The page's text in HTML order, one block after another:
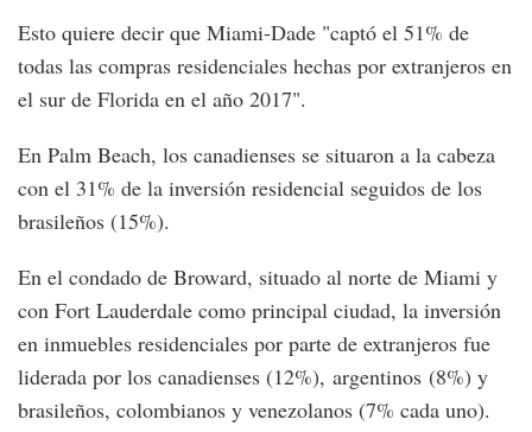
Esto quiere decir que Miami-Dade "captó el 51% de
todas las compras residenciales hechas por extranjeros en
el sur de Florida en el año 2017".
En Palm Beach, los canadienses se situaron a la cabeza
con el 31% de la inversión residencial seguidos de los
brasileños (15%).
En el condado de Broward, situado al norte de Miami y
con Fort Lauderdale como principal ciudad, la inversión
en inmuebles residenciales por parte de extranjeros fue
liderada por los canadienses (12%), argentinos (8%) y
brasileños, colombianos y venezolanos (7% cada uno).